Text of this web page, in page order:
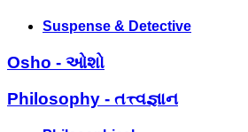
Suspense & Detective
Osho - ઓશો
Philosophy - તત્ત્વજ્ઞાન